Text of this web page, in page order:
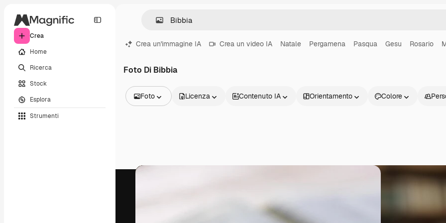
Crea
Home
Ricerca
Stock
Esplora
Strumenti
Crea un'immagine IA Crea un video IA Natale Pergamena Pasqua Gesu Rosario
Foto Di Bibbia
Foto
Video
Licenza Contenuto IA Orientamento Colore
Inizia